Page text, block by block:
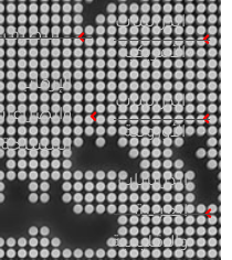
الدراسات
الأمريكية
الدراسات
الأوروبية
الدراسات
العربية
والإقليمية
التطرف
الإرهاب
والصراعات
المسلحة